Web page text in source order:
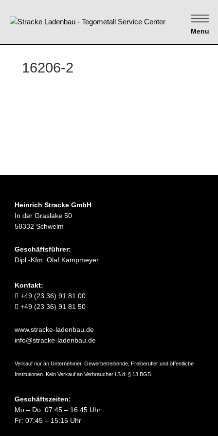
Menu
16206-2
Heinrich Stracke GmbH
In der Graslake 50
58332 Schwelm
Geschäftsführer:
Dipl.-Kfm. Olaf Kampmeyer
Kontakt:
+49 (23 36) 91 81 00
+49 (23 36) 91 81 50
www.stracke-ladenbau.de
info@stracke-ladenbau.de
Verkauf nur an Unternehmer, Gewerbetreibende, Freiberufler und öffentliche
Institutionen. Kein Verkauf an Verbraucher i.S.d. § 13 BGB.
Geschäftszeiten:
Mo – Do: 07:45 – 16:45 Uhr
Fr: 07:45 – 15:15 Uhr